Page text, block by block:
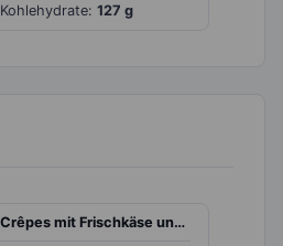
Kohlehydrate: 127 g
Crêpes mit Frischkäse und Erdbeeren